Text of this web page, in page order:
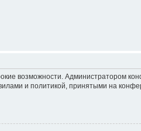
возможности. Администратором
и политикой, принятыми на